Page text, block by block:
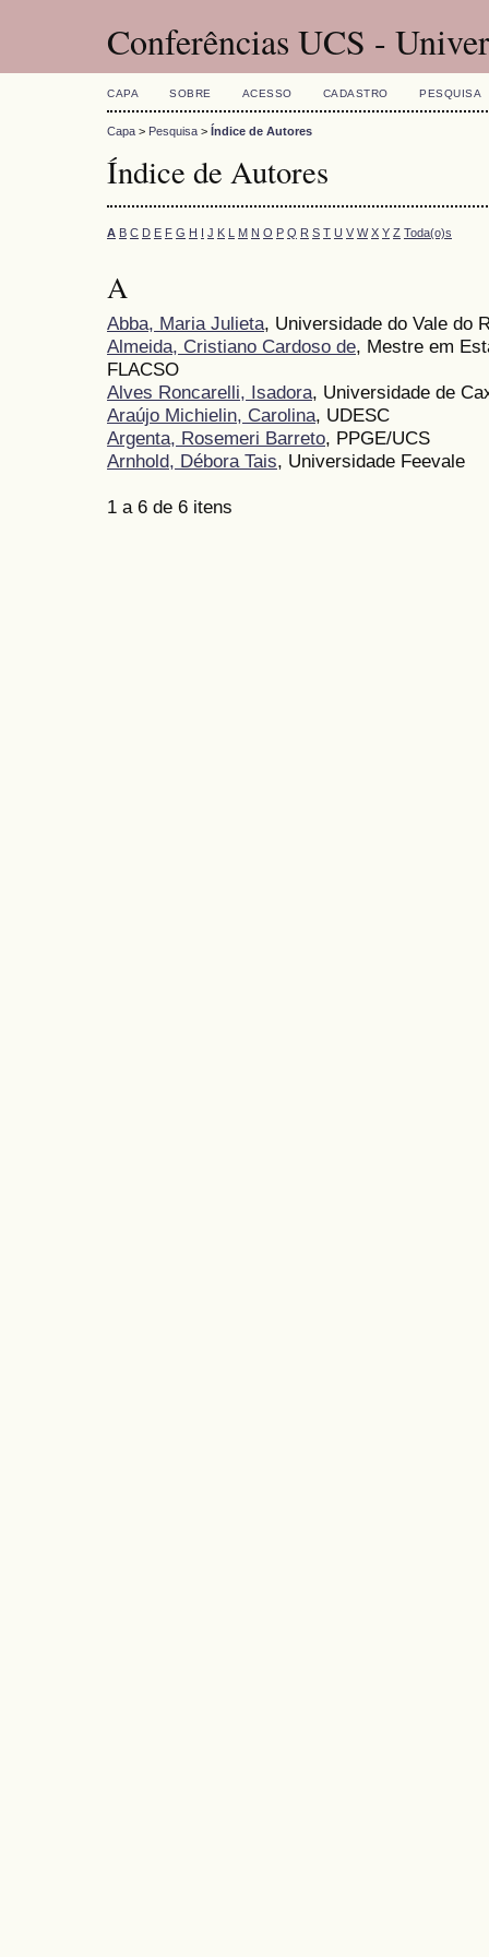
Conferências UCS -
CAPA SOBRE ACESSO CADASTRO PESQUISA
Capa > Pesquisa > Índice de Autores
Índice de Autores
A B C D E F G H I J K L M N O P Q R S T U V W X Y Z Toda(o)s
A
Abba, Maria Julieta, Universidade do Vale do
Almeida, Cristiano Cardoso de, Mestre em
FLACSO
Alves Roncarelli, Isadora, Universidade de
Araújo Michielin, Carolina, UDESC
Argenta, Rosemeri Barreto, PPGE/UCS
Arnhold, Débora Tais, Universidade Feevale
1 a 6 de 6 itens